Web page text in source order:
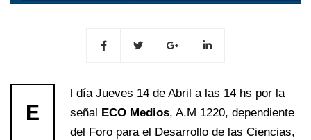
E
l día Jueves 14 de Abril a las 14 hs por la
señal ECO Medios, A.M 1220, dependiente
del Foro para el Desarrollo de las Ciencias,